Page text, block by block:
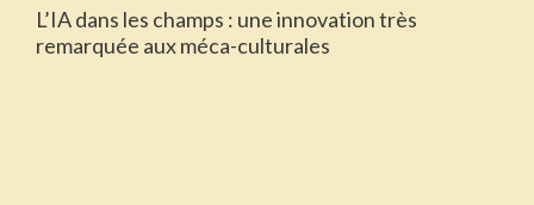
L’IA dans les champs : une innovation très
remarquée aux méca-culturales